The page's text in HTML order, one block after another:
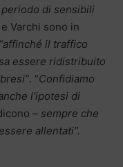
di sensibili
Varchi sono in
“affinché il traffico
essere ridistribuito
. “Confidiamo
l’ipotesi di
– sempre che
allentati”.